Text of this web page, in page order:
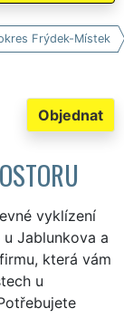
Frýdek-Místek
Objednat
vyklízení
Jablunkova a
která vám
u